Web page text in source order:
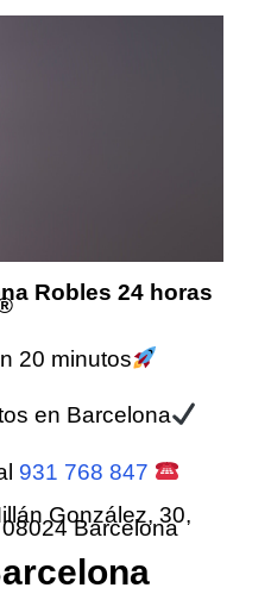
Robles 24 horas
20 minutos
en Barcelona
931 768 847
González, 30,
Barcelona